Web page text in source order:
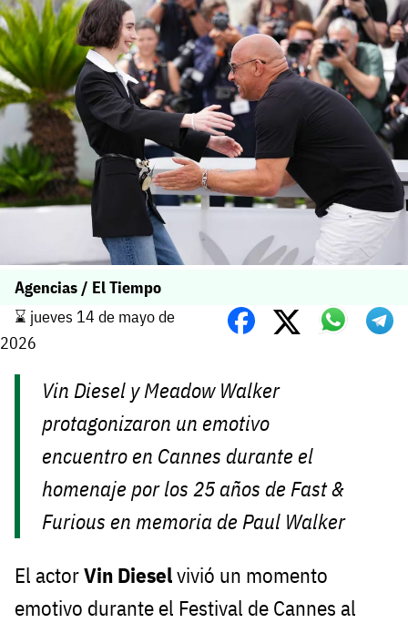
Agencias / El Tiempo
⌛️ jueves 14 de mayo de
2026
Vin Diesel y Meadow Walker
protagonizaron un emotivo
encuentro en Cannes durante el
homenaje por los 25 años de Fast &
Furious en memoria de Paul Walker
El actorVin Dieselvivió un momento
emotivo durante el Festival de Cannes al